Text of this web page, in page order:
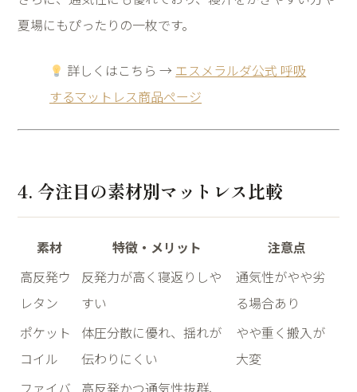
夏場にもぴったりの一枚です。
詳しくはこちら → エスメラルダ公式 呼吸
するマットレス商品ページ
4. 今注目の素材別マットレス比較
素材 特徴・メリット
注意点
高反発ウ
レタン
反発力が高く寝返りしや
すい
通気性がやや劣
る場合あり
ポケット
コイル
体圧分散に優れ、揺れが
伝わりにくい
やや重く搬入が
大変
ファイバ
高反発かつ通気性抜群、